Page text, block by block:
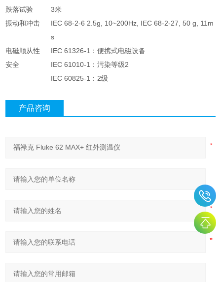
跌落试验
3米
振动和冲击
IEC 68-2-6 2.5g, 10~200Hz, IEC 68-2-27, 50 g, 11m
s
电磁顺从性
IEC 61326-1：便携式电磁设备
安全
IEC 61010-1：污染等级2
IEC 60825-1：2级
产品咨询